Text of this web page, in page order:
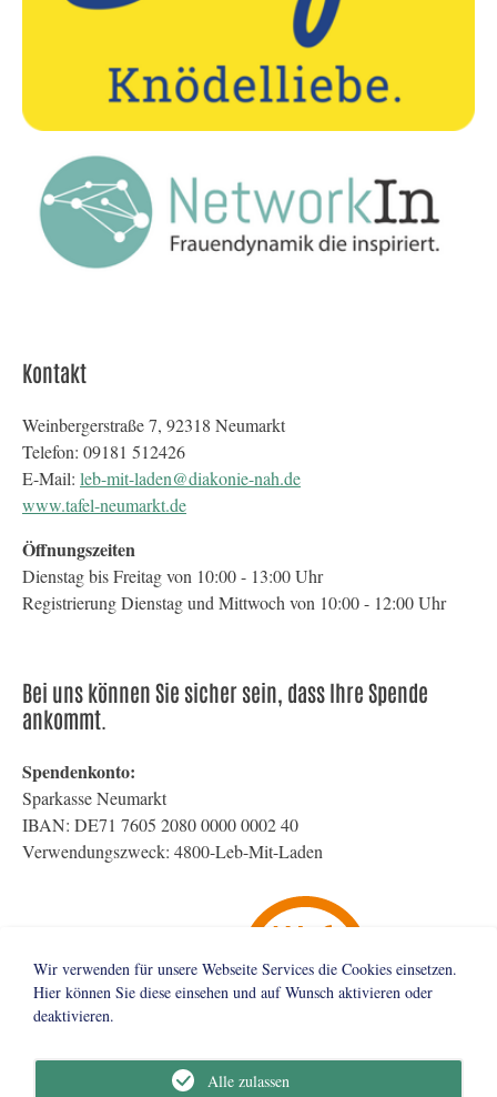
Kontakt
Weinbergerstraße 7, 92318 Neumarkt
Telefon: 09181 512426
E-Mail: leb-mit-laden@diakonie-nah.de
www.tafel-neumarkt.de
Öffnungszeiten
Dienstag bis Freitag von 10:00 - 13:00 Uhr
Registrierung Dienstag und Mittwoch von 10:00 - 12:00 Uhr
Bei uns können Sie sicher sein, dass Ihre Spende
ankommt.
Spendenkonto:
Sparkasse Neumarkt
IBAN: DE71 7605 2080 0000 0002 40
Verwendungszweck: 4800-Leb-Mit-Laden
Wir verwenden für unsere Webseite Services die Cookies einsetzen.
Hier können Sie diese einsehen und auf Wunsch aktivieren oder
deaktivieren.
Alle zulassen